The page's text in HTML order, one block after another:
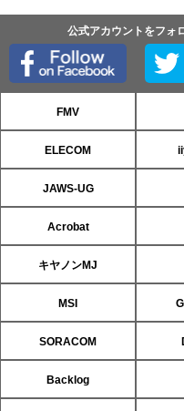
公式アカウントをフォ
FMV
ELECOM
JAWS-UG
Acrobat
キヤノンMJ
MSI
SORACOM
Backlog